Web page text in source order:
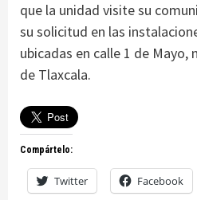
que la unidad visite su
su solicitud en las
ubicadas en calle 1 de Mayo,
de Tlaxcala.
Compártelo:
Twitter Facebook